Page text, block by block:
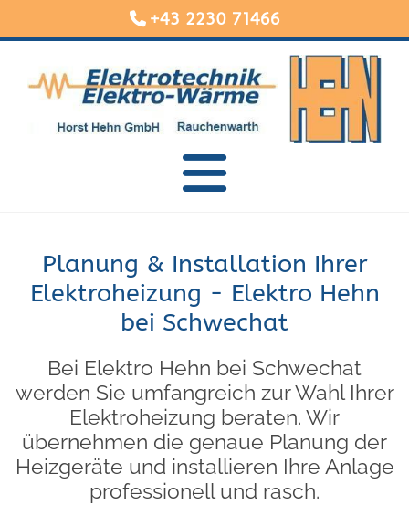
+43 2230 71466
Planung & Installation Ihrer
Elektroheizung - Elektro Hehn
bei Schwechat
Bei Elektro Hehn bei Schwechat
werden Sie umfangreich zur Wahl Ihrer
Elektroheizung beraten. Wir
übernehmen die genaue Planung der
Heizgeräte und installieren Ihre Anlage
professionell und rasch.